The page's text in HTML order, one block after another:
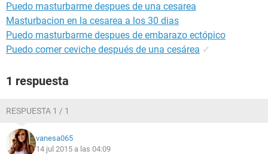
Puedo masturbarme despues de una cesarea
Masturbacion en la cesarea a los 30 dias
Puedo masturbarme despues de embarazo ectópico
Puedo comer ceviche después de una cesárea ✓
1 respuesta
RESPUESTA 1 / 1
vanesa065
14 jul 2015 a las 04:09